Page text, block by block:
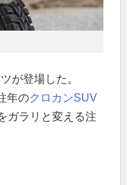
が登場した。
年のクロカンSUV
ガラリと変える注